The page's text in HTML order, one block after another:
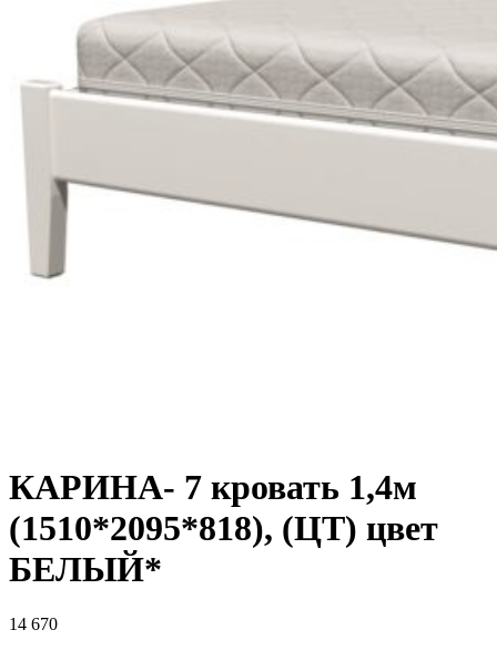
КАРИНА- 7 кровать 1,4м
(1510*2095*818), (ЦТ) цвет
БЕЛЫЙ*
14 670